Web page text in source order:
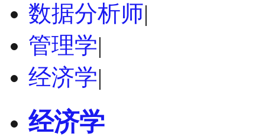
数据分析师|
管理学|
经济学|
经济学